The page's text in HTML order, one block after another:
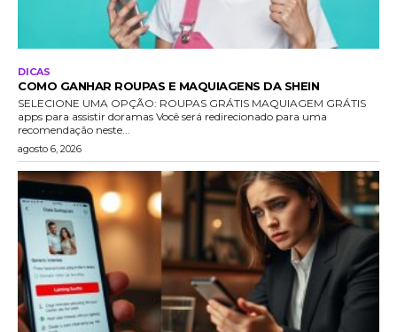
DICAS
COMO GANHAR ROUPAS E MAQUIAGENS DA SHEIN
SELECIONE UMA OPÇÃO: ROUPAS GRÁTIS MAQUIAGEM GRÁTIS
apps para assistir doramas Você será redirecionado para uma
recomendação neste...
agosto 6, 2026